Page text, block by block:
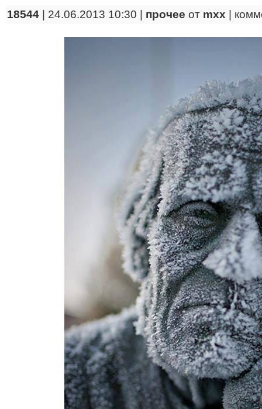
18544 | 24.06.2013 10:30 | прочее от mxx